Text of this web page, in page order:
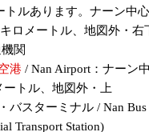
トルあります。ナーン中
ロメートル、地図外・右
関
港 / Nan Airport：ナーン
ートル、地図外・上
バスターミナル / Nan Bus
Transport Station)